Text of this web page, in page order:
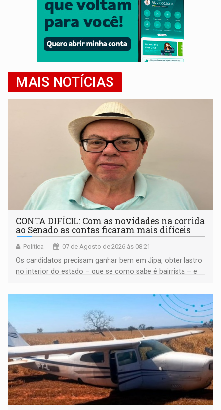
MAIS NOTÍCIAS
CONTA DIFÍCIL: Com as novidades na corrida
ao Senado as contas ficaram mais difíceis
Política 07 de Agosto de 2026 às 08:21
Os candidatos precisam ganhar bem em Jipa, obter lastro
no interior do estado – que se como sabe é bairrista – e
garantir